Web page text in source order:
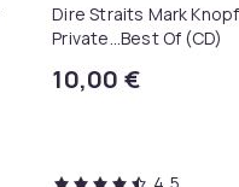
Dire Straits Mark
Private...Best Of (CD)
10,00 €
4,5